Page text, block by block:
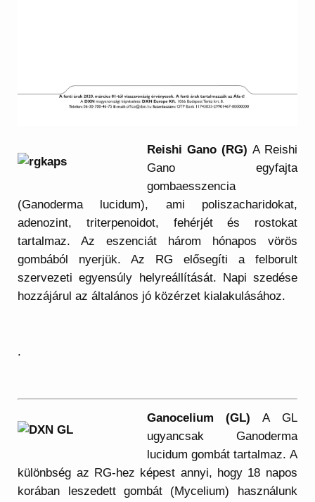
Reishi Gano (RG) A Reishi
Gano egyfajta
gombaesszencia
(Ganoderma lucidum), ami poliszacharidokat,
adenozint, triterpenoidot, fehérjét és rostokat
tartalmaz. Az eszenciát három hónapos vörös
gombából nyerjük. Az RG elősegíti a felborult
szervezeti egyensúly helyreállítását. Napi szedése
hozzájárul az általános jó közérzet kialakulásához.
.
Ganocelium (GL) A GL
ugyancsak Ganoderma
lucidum gombát tartalmaz. A
különbség az RG-hez képest annyi, hogy 18 napos
korában leszedett gombát (Mycelium) használunk